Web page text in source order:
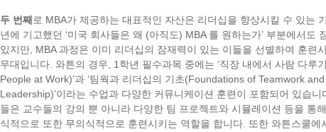
두 번째 로 MBA가 제공하는 대표적인 자산은 리더십을 향상시킬 수 있는
년에 기고했던 ‘미국 회사들은 왜 (아직도) MBA 를 원하는가’ 부분에서도
있지만, MBA 과정은 이미 리더십의 잠재력이 있는 이들을 선별하여 훈련
무대입니다. 와튼의 경우, 1학년 필수과목 중에는 ‘직장 내에서 사람 다루
People at Work)’과 ‘팀웍과 리더십의 기초(Foundations of Teamwork and
Leadership)’이라는 수업과 다양한 커뮤니케이션 훈련이 포함되어 있습니
들은 교수들의 강의 뿐 아니라 다양한 팀 프로젝트와 시뮬레이션 등을 통
식적으로 또한 무의식적으로 훈련시키는 역할을 합니다. 또한 와튼스쿨에